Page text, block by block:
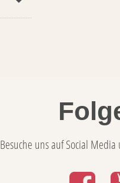
Besuche uns auf Social